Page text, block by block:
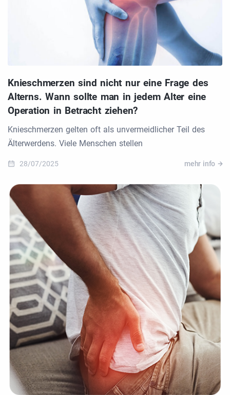
Knieschmerzen sind nicht nur eine Frage des
Alterns. Wann sollte man in jedem Alter eine
Operation in Betracht ziehen?
Knieschmerzen gelten oft als unvermeidlicher Teil des
Älterwerdens. Viele Menschen stellen
28/07/2025 mehr info